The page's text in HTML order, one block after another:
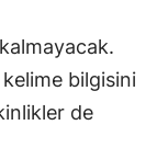
bilgisini
de